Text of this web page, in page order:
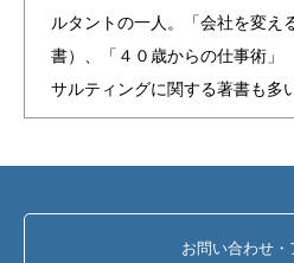
ルタントの一人。「会社を変え
書）、「４０歳からの仕事術」
サルティングに関する著書も多
お問い合わせ・